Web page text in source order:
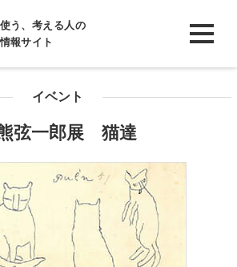
う、考える人の
報サイト
イベント
弦一郎展 猫達